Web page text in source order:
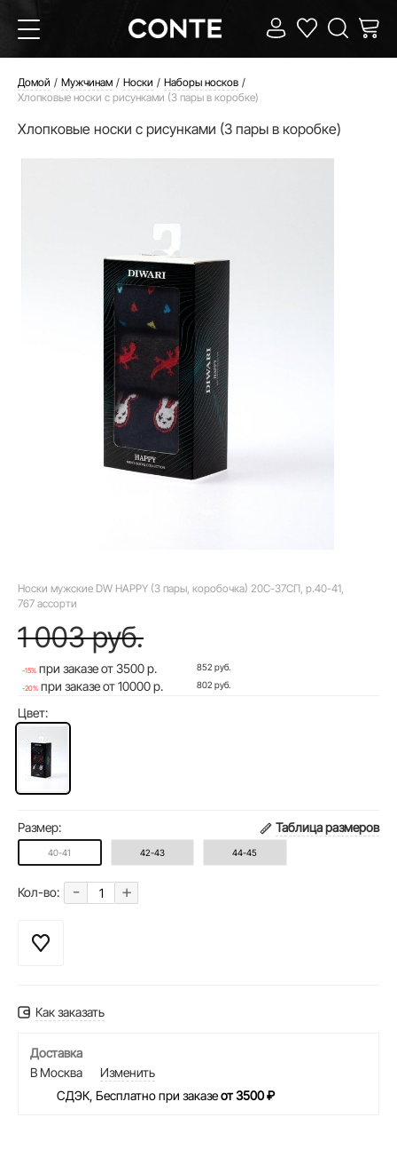
Домой Мужчинам Носки
Наборы носков
Хлопковые носки с рисунками (3 пары в коробке)
Хлопковые носки с рисунками (3 пары в коробке)
Носки мужские DW HAPPY (3 пары, коробочка) 20С-37СП, р.40-41,
767 ассорти
1 003 руб.
-15% при заказе от 3500 р. 852 руб.
-20% при заказе от 10000 р. 802 руб.
Цвет:
Размер: Таблица размеров
40-41 42-43 44-45
Кол-во: - +
Как заказать
Доставка
В Москва
Изменить
СДЭК, Бесплатно при заказеот 3500 ₽